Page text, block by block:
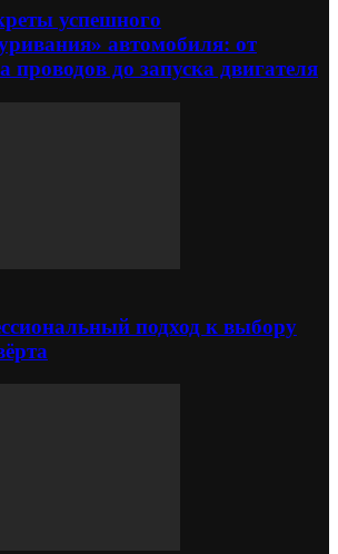
успешного
автомобиля: от
проводов до запуска двигателя
подход к выбору